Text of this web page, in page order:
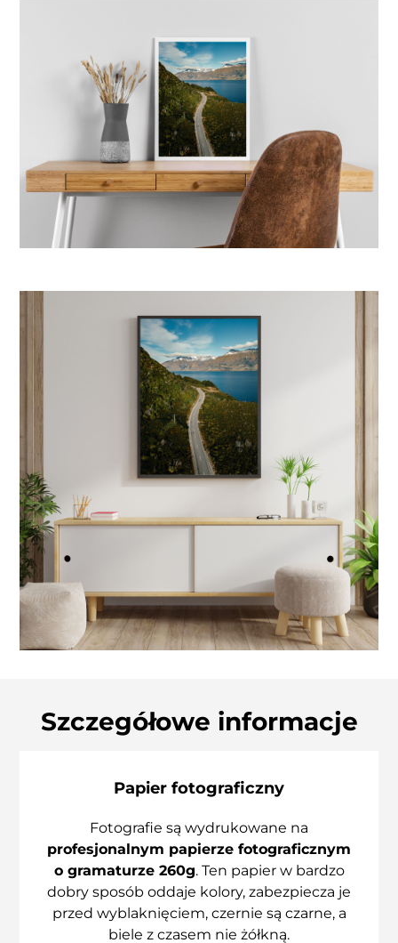
Szczegółowe informacje
Papier fotograficzny
Fotografie są wydrukowane na
profesjonalnym papierze fotograficznym
o gramaturze 260g. Ten papier w bardzo
dobry sposób oddaje kolory, zabezpiecza je
przed wyblaknięciem, czernie są czarne, a
biele z czasem nie żółkną.